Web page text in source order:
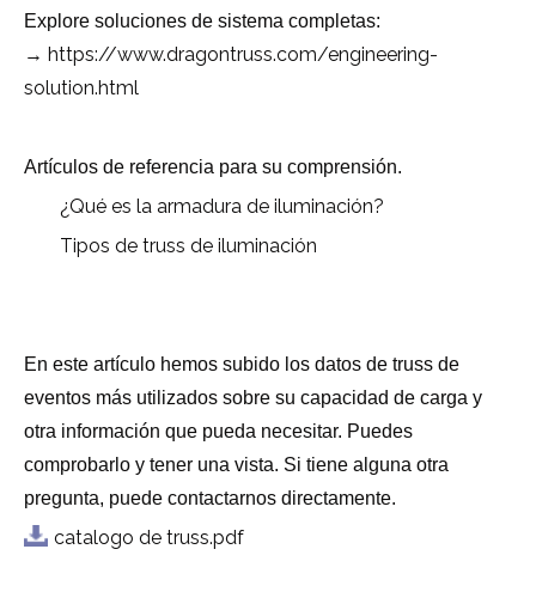
Explore soluciones de sistema completas:
→ https://www.dragontruss.com/engineering-
solution.html
Artículos de referencia para su comprensión.
¿Qué es la armadura de iluminación?
Tipos de truss de iluminación
En este artículo hemos subido los datos de truss de
eventos más utilizados sobre su capacidad de carga y
otra información que pueda necesitar. Puedes
comprobarlo y tener una vista. Si tiene alguna otra
pregunta, puede contactarnos directamente.
catalogo de truss.pdf